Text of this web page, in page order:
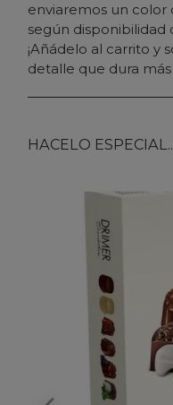
enviaremos un color
según disponibilidad
¡Añádelo al carrito y
detalle que dura
HACELO